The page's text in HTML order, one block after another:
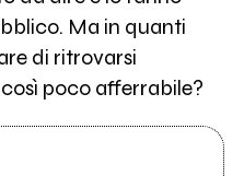
Ma in quanti
di ritrovarsi
poco afferrabile?